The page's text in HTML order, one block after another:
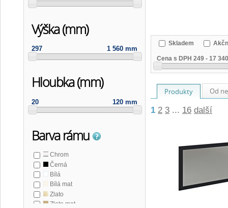
Výška (mm)
297 1 560 mm
Hloubka (mm)
20 120 mm
Barva rámu
Chrom
Černá
Bílá
Bílá mat
Zlato
Zlato mat
Skladem
Cena s DPH 249 - 17
Produkty Od
1 2 3 ... 16 další